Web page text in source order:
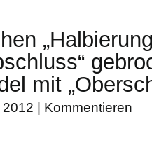
mit
| Kommentieren